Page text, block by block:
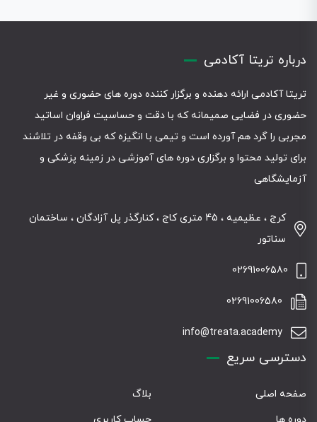
درباره تریتا آکادمی
تریتا آکادمی ارائه دهنده و برگزار کننده دوره های حضوری و غیر
حضوری در فضایی صمیمانه که با دقت و حساسیت فراوان اساتید
مجربی را گرد هم آورده است و تیمی با انگیزه که بی وقفه در تلاشند
برای تولید محتوا و برگزاری دوره های آموزشی در زمینه پزشکی و
آزمایشگاهی
کرج ، عظیمیه ، 45 متری کاج ، کنارگذر پل آزادگان ، ساختمان
سناتور
02691006580
02691006580
info@treata.academy
دسترسی سریع
صفحه اصلی
بلاگ